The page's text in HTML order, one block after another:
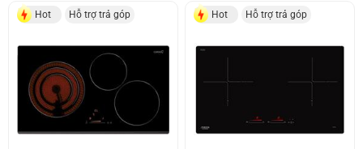
Hot Hỗ trợ trả góp Hot Hỗ trợ trả góp